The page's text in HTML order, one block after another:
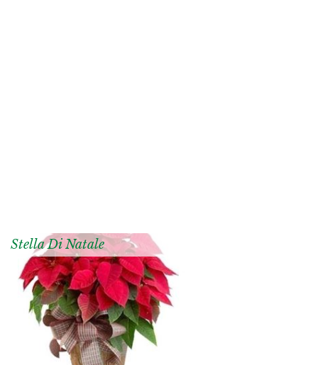
Stella Di Natale